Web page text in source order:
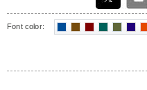
Font color: